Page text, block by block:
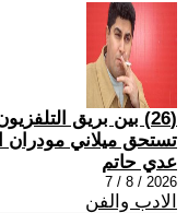
(26) بين بريق
تستحق ميلاني مودران
عدي حاتم
2026 / 8 / 7
الادب والفن